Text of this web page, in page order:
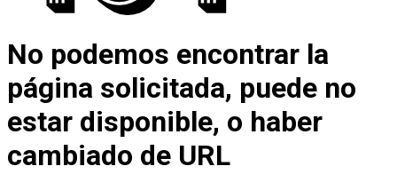
No podemos encontrar la
página solicitada, puede no
estar disponible, o haber
cambiado de URL